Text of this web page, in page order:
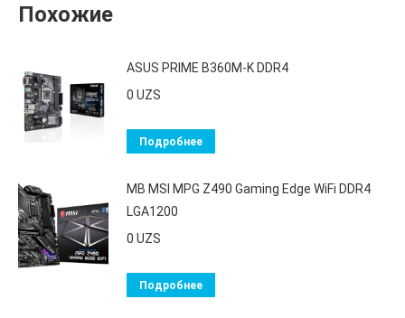
Похожие
ASUS PRIME B360M-K DDR4
0 UZS
Подробнее
MB MSI MPG Z490 Gaming Edge WiFi DDR4
LGA1200
0 UZS
Подробнее